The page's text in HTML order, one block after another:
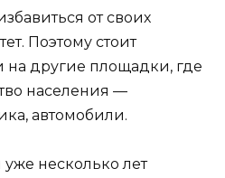
от своих
Поэтому стоит
на другие площадки, где
населения —
автомобили.
несколько лет